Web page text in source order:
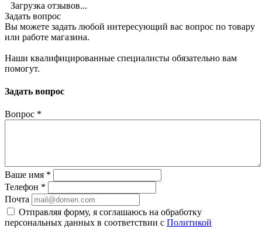
Загрузка отзывов...
Задать вопрос
Вы можете задать любой интересующий вас вопрос по товару
или работе магазина.
Наши квалифицированные специалисты обязательно вам
помогут.
Задать вопрос
Вопрос *
Ваше имя *
Телефон *
Почта
Отправляя форму, я соглашаюсь на обработку
персональных данных в соответствии с Политикой